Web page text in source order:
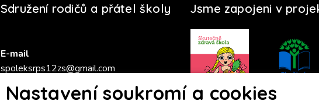
Nastavení soukromí a cookies
Sdružení rodičů a přátel školy
E-mail
spoleksrps12zs@gmail.com
Zlatý Ámos 2025/2026
Jsme zapojeni v